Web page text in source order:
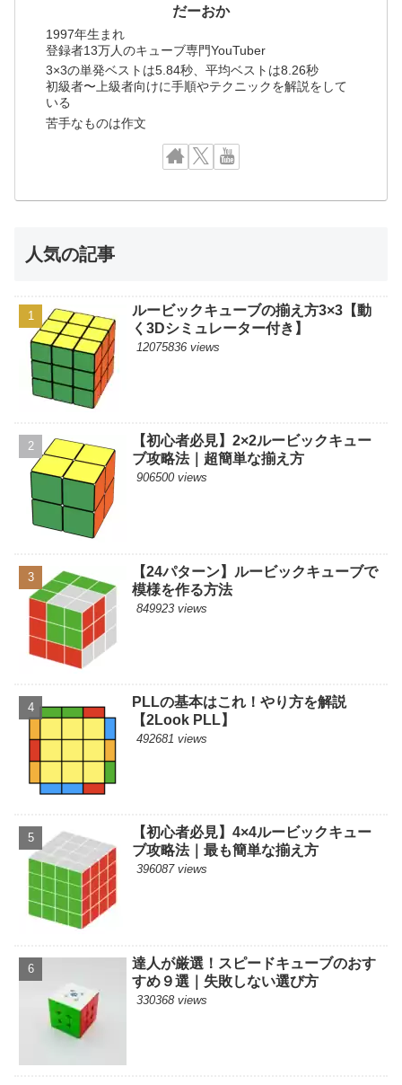
だーおか
1997年生まれ
登録者13万人のキューブ専門YouTuber
3×3の単発ベストは5.84秒、平均ベストは8.26秒
初級者〜上級者向けに手順やテクニックを解説をして
いる
苦手なものは作文
人気の記事
ルービックキューブの揃え方3×3【動
く3Dシミュレーター付き】
12075836 views
【初心者必見】2×2ルービックキュー
ブ攻略法｜超簡単な揃え方
906500 views
【24パターン】ルービックキューブで
模様を作る方法
849923 views
PLLの基本はこれ！やり方を解説
【2Look PLL】
492681 views
【初心者必見】4×4ルービックキュー
ブ攻略法｜最も簡単な揃え方
396087 views
達人が厳選！スピードキューブのおす
すめ９選｜失敗しない選び方
330368 views